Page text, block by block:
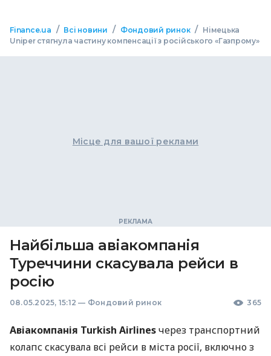
Finance.ua / Всі новини / Фондовий ринок / Німецька
Uniper стягнула частину компенсації з російського «Газпрому»
Місце для вашої реклами
Найбільша авіакомпанія
Туреччини скасувала рейси в
росію
08.05.2025, 15:12 — Фондовий ринок 365
Авіакомпанія Turkish Airlinesчерез транспортний
колапс скасувала всі рейси в міста росії, включно з